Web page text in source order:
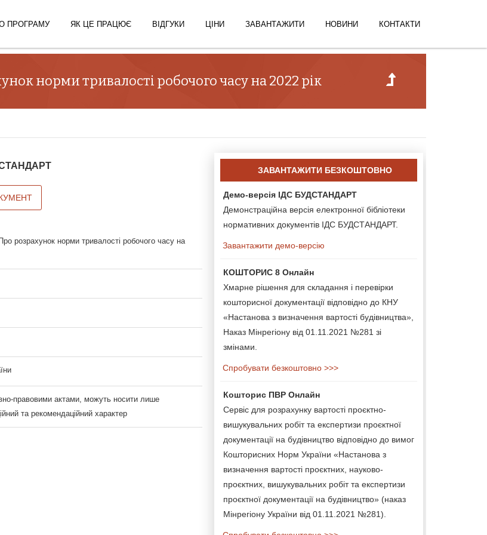
ПРОГРАМУ ЯК ЦЕ ПРАЦЮЄ ВІДГУКИ ЦІНИ ЗАВАНТАЖИТИ НОВИНИ КОНТАКТИ
норми тривалості робочого часу на 2022 рік
розрахунок норми тривалості робочого часу на
правовими актами, можуть носити лише
та рекомендаційний характер
ЗАВАНТАЖИТИ БЕЗКОШТОВНО
Демо-версія ІДС БУДСТАНДАРТ
Демонстраційна версія електронної бібліотеки
нормативних документів ІДС БУДСТАНДАРТ.
Завантажити демо-версію
КОШТОРИС 8 Онлайн
Хмарне рішення для складання і перевірки
кошторисної документації відповідно до КНУ
«Настанова з визначення вартості будівництва»,
Наказ Мінрегіону від 01.11.2021 №281 зі
змінами.
Спробувати безкоштовно >>>
Кошторис ПВР Онлайн
Сервіс для розрахунку вартості проєктно-
вишукувальних робіт та експертизи проєктної
документації на будівництво відповідно до вимог
Кошторисних Норм України «Настанова з
визначення вартості проєктних, науково-
проєктних, вишукувальних робіт та експертизи
проєктної документації на будівництво» (наказ
Мінрегіону України від 01.11.2021 №281).